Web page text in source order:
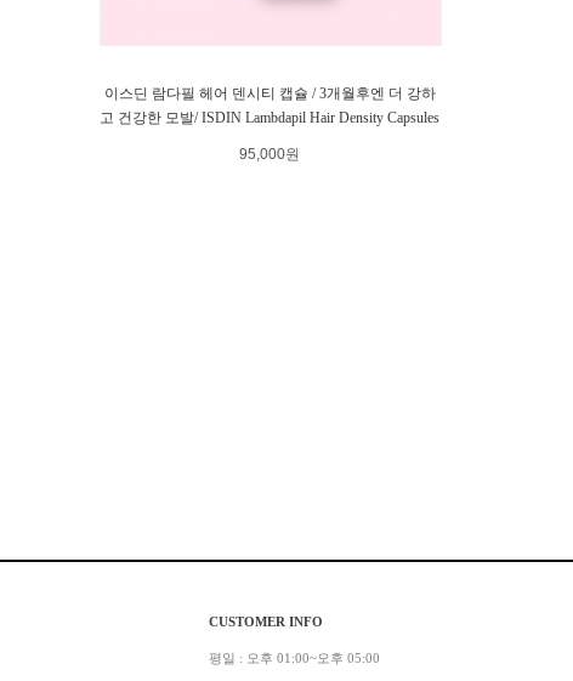
이스딘 람다필 헤어 덴시티 캡슐 / 3개월후엔 더 강하
고 건강한 모발/ ISDIN Lambdapil Hair Density Capsules
95,000원
CUSTOMER INFO
평일 : 오후 01:00~오후 05:00